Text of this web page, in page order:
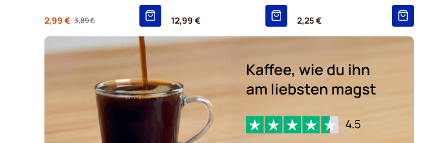
Regulärer Preis
3,89 €
Von
2,99 € 12,99 € 2,25 €